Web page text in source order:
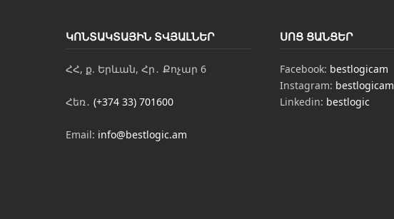
ԿՈՆՏԱԿՏԱՅԻՆ ՏՎՅԱԼՆԵՐ
ՀՀ, ք. Երևան, Հր․ Քոչար 6
Հեռ․ (+374 33) 701600
Email: info@bestlogic.am
ՍՈՑ ՑԱՆՑԵՐ
Facebook: bestlogicam
Instagram: bestlogicam
Linkedin: bestlogic